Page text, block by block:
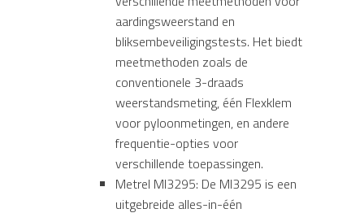
aardingsweerstand en
bliksembeveiligingstests. Het biedt
meetmethoden zoals de
conventionele 3-draads
weerstandsmeting, één Flexklem
voor pyloonmetingen, en andere
frequentie-opties voor
verschillende toepassingen.
Metrel MI3295: De MI3295 is een
uitgebreide alles-in-één